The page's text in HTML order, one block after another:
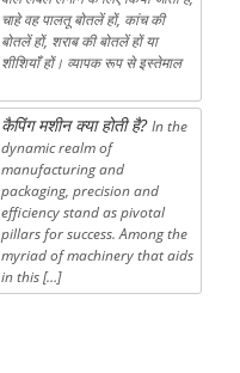
चाहे वह पालतू बोतलें हों, कांच की
बोतलें हों, शराब की बोतलें हों या
शीशियाँ हों। व्यापक रूप से इस्तेमाल
कैपिंग मशीन क्या होती है? In the
dynamic realm of
manufacturing and
packaging, precision and
efficiency stand as pivotal
pillars for success. Among the
myriad of machinery that aids
in this […]